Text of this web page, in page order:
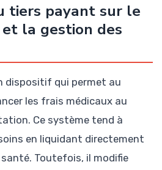
tiers payant sur le
la gestion des
dispositif qui permet au
les frais médicaux au
Ce système tend à
en liquidant directement
Toutefois, il modifie